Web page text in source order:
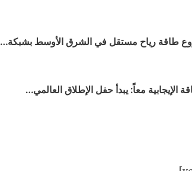
طاقة رياح مستقل في الشرق الأوسط بشبكة…